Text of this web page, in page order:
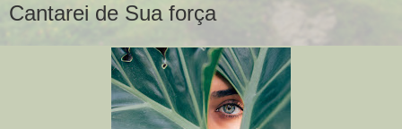
Cantarei de Sua força